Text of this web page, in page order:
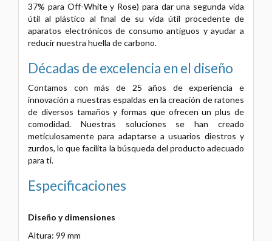
37% para Off-White y Rose) para dar una segunda vida
útil al plástico al final de su vida útil procedente de
aparatos electrónicos de consumo antiguos y ayudar a
reducir nuestra huella de carbono.
Décadas de excelencia en el diseño
Contamos con más de 25 años de experiencia e
innovación a nuestras espaldas en la creación de ratones
de diversos tamaños y formas que ofrecen un plus de
comodidad. Nuestras soluciones se han creado
meticulosamente para adaptarse a usuarios diestros y
zurdos, lo que facilita la búsqueda del producto adecuado
para ti.
Especificaciones
Diseño y dimensiones
Altura: 99 mm